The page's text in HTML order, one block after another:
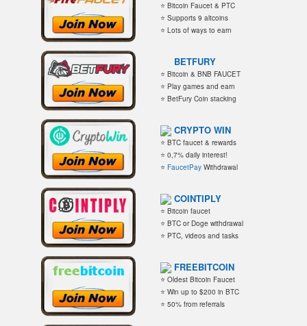
⭐ Bitcoin Faucet & PTC
⭐ Supports 9 altcoins
⭐ Lots of ways to earn
BETFURY
⭐ Bitcoin & BNB FAUCET
⭐ Play games and earn
⭐ BetFury Coin stacking
CRYPTO WIN
⭐ BTC faucet & rewards
⭐ 0,7% daily interest!
⭐ FaucetPay Withdrawal
COINTIPLY
⭐ Bitcoin faucet
⭐ BTC or Doge withdrawal
⭐ PTC, videos and tasks
FREEBITCOIN
⭐ Oldest Bitcoin Faucet
⭐ Win up to $200 in BTC
⭐ 50% from referrals